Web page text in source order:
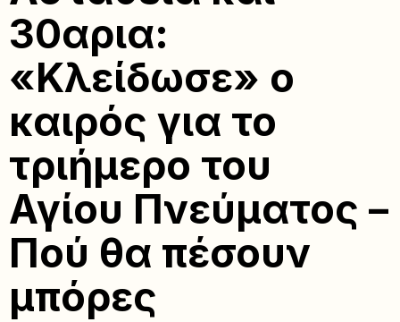
30αρια:
«Κλείδωσε» ο
καιρός για το
τριήμερο του
Αγίου Πνεύματος –
Πού θα πέσουν
μπόρες